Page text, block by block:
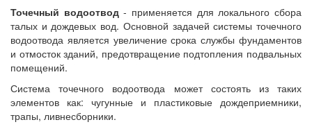
Точечный водоотвод- применяется для локального сбора
талых и дождевых вод. Основной задачей системы точечного
водоотвода является увеличение срока службы фундаментов
и отмосток зданий, предотвращение подтопления подвальных
помещений.
Система точечного водоотвода может состоять из таких
элементов как: чугунные и пластиковые дождеприемники,
трапы, ливнесборники.